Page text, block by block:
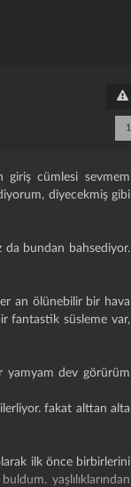
1
giriş cümlesi sevmem
diyecekmiş gibi
da bundan bahsediyor.
an ölünebilir bir hava
fantastik süsleme var,
yamyam dev görürüm
fakat alttan alta
ilk önce birbirlerini
yaşlılıklarından